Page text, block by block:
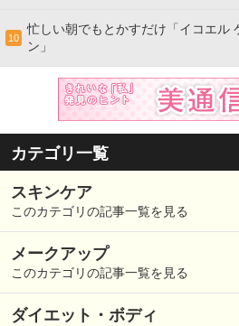
10
忙しい朝でもとかすだけ「イコエル
ン」
カテゴリ一覧
スキンケア
このカテゴリの記事一覧を見る
メークアップ
このカテゴリの記事一覧を見る
ダイエット・ボディ